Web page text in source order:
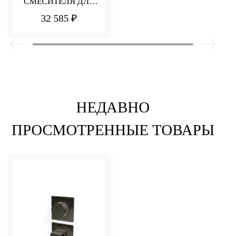
ДУША НА 2/3
32 585 ₽
НЕДАВНО
ПРОСМОТРЕННЫЕ ТОВАРЫ